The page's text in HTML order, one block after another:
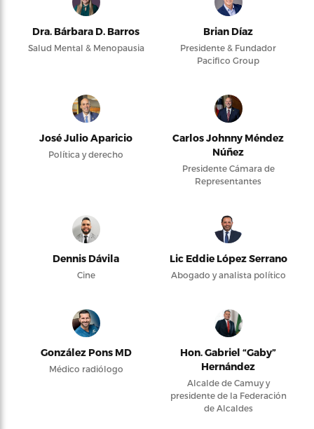
Dra. Bárbara D. Barros
Salud Mental & Menopausia
Brian Díaz
Presidente & Fundador
Pacifico Group
José Julio Aparicio
Política y derecho
Carlos Johnny Méndez
Núñez
Presidente Cámara de
Representantes
Dennis Dávila
Cine
Lic Eddie López Serrano
Abogado y analista político
González Pons MD
Médico radiólogo
Hon. Gabriel “Gaby”
Hernández
Alcalde de Camuy y
presidente de la Federación
de Alcaldes